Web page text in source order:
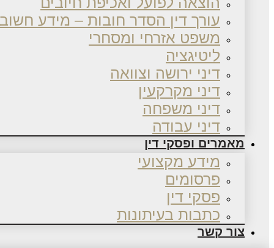
עורך דין הסדר חובות – מידע
משפט אזרחי ומסחרי
ליטיגציה
דיני ירושה וצוואה
דיני מקרקעין
דיני משפחה
דיני עבודה
מאמרים ופסקי דין
מידע מקצועי
פרסומים
פסקי דין
כתבות בעיתונות
צור קשר